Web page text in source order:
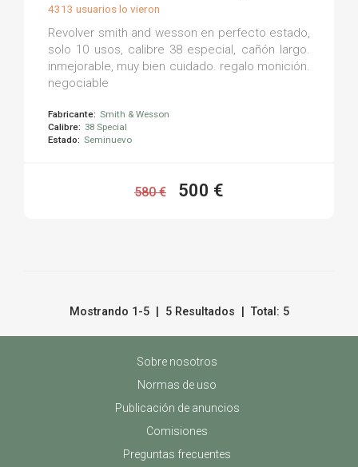
4313 usuarios lo vieron
Revolver smith and wesson en perfecto estado,
solo 10 usos, calibre 38 especial, cañón largo.
inmejorable, muy bien cuidado. regalo monición.
negociable
Fabricante: Smith & Wesson
Calibre: 38 Special
Estado: Seminuevo
580 € 500 €
Mostrando 1-5 | 5 Resultados | Total: 5
Sobre nosotros
Normas de uso
Publicación de anuncios
Comisiones
Preguntas frecuentes